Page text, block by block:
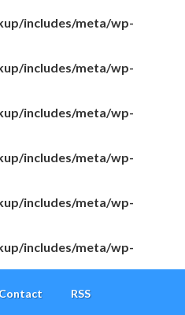
includes/meta/wp-
includes/meta/wp-
includes/meta/wp-
includes/meta/wp-
includes/meta/wp-
includes/meta/wp-
Contact RSS